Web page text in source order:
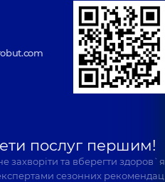
послуг першим!
захворіти та вберегти
сезонних